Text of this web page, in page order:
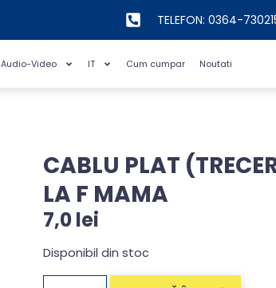
TELEFON: 0364-
Audio-Video IT Cum cumpar Noutati
CABLU PLAT
LA F MAMA
7,0lei
Disponibil din stoc